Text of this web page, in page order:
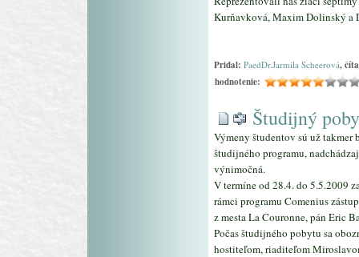
Kurňavková, Maxim Dolinský a
Pridal: PaedDr.Jarmila Scheerová,
hodnotenie:
Študijný
Výmeny študentov sú už takmer
študijného programu,
výnimočná.
V termíne od 28.4. do 5.5.2009
rámci programu Comenius
z mesta La Couronne, pán Eric
Počas študijného pobytu sa
hostiteľom, riaditeľom